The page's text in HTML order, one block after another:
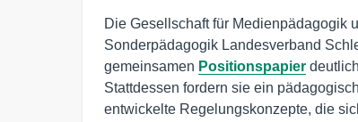
Die Gesellschaft für Medienpädagogik
Sonderpädagogik Landesverband
gemeinsamen Positionspapier
Stattdessen fordern sie ein
entwickelte Regelungskonzepte, die